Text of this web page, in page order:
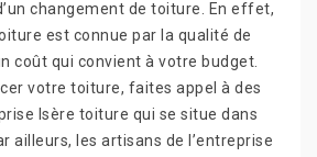
changement de toiture. En effet,
est connue par la qualité de
coût qui convient à votre budget.
votre toiture, faites appel à des
Isère toiture qui se situe dans
ailleurs, les artisans de l’entreprise